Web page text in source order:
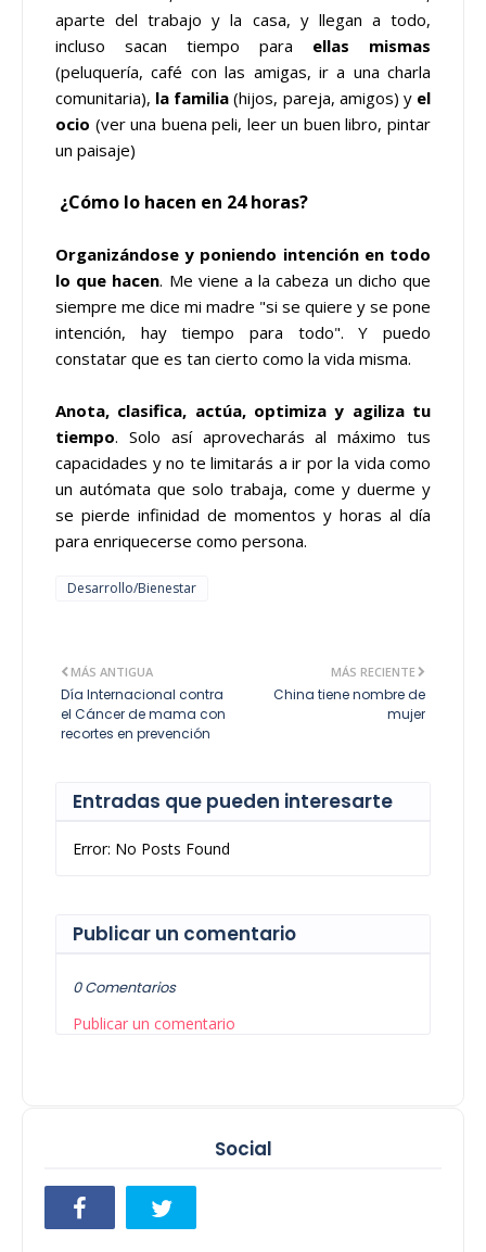
aparte del trabajo y la casa, y llegan a todo,
incluso sacan tiempo para ellas mismas
(peluquería, café con las amigas, ir a una charla
comunitaria), la familia (hijos, pareja, amigos) y el
ocio (ver una buena peli, leer un buen libro, pintar
un paisaje)
¿Cómo lo hacen en 24 horas?
Organizándose y poniendo intención en todo
lo que hacen. Me viene a la cabeza un dicho que
siempre me dice mi madre "si se quiere y se pone
intención, hay tiempo para todo". Y puedo
constatar que es tan cierto como la vida misma.
Anota, clasifica, actúa, optimiza y agiliza tu
tiempo. Solo así aprovecharás al máximo tus
capacidades y no te limitarás a ir por la vida como
un autómata que solo trabaja, come y duerme y
se pierde infinidad de momentos y horas al día
para enriquecerse como persona.
Desarrollo/Bienestar
MÁS RECIENTE
China tiene nombre de
mujer
MÁS ANTIGUA
Día Internacional contra
el Cáncer de mama con
recortes en prevención
Entradas que pueden interesarte
Error: No Posts Found
Publicar un comentario
0 Comentarios
Publicar un comentario
Social